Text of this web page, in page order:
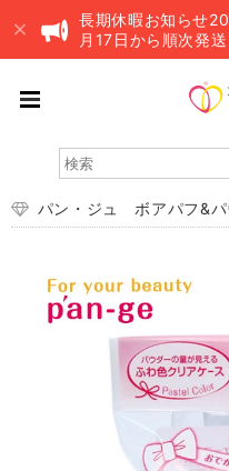
長期休暇お知らせ
月17日から順次発送
パン・ジュ ボアパフ&